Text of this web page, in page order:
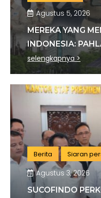
Agustus 5, 2026
MEREKA YANG
INDONESIA:
SETIAP
selengkapnya >
Berita Siaran
Agustus 3, 2026
SUCOFINDO